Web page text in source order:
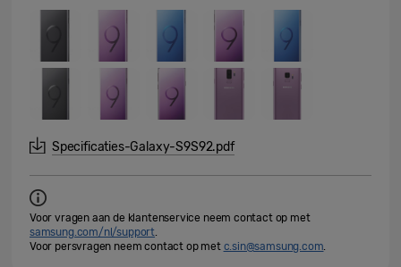
Specificaties-Galaxy-S9S92.pdf
Voor vragen aan de klantenservice neem contact op met
samsung.com/nl/support.
Voor persvragen neem contact op met c.sin@samsung.com.